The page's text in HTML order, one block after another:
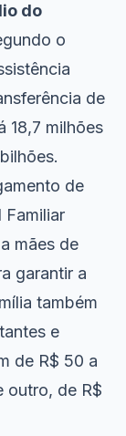
do
o
de
18,7 milhões
de
Familiar
mães de
garantir a
também
e
de R$ 50 a
outro, de R$